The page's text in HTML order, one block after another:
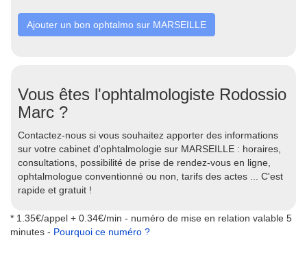
Ajouter un bon ophtalmo sur MARSEILLE
Vous êtes l'ophtalmologiste Rodossio
Marc ?
Contactez-nous si vous souhaitez apporter des informations
sur votre cabinet d'ophtalmologie sur MARSEILLE : horaires,
consultations, possibilité de prise de rendez-vous en ligne,
ophtalmologue conventionné ou non, tarifs des actes ... C'est
rapide et gratuit !
* 1.35€/appel + 0.34€/min - numéro de mise en relation valable 5
minutes - Pourquoi ce numéro ?